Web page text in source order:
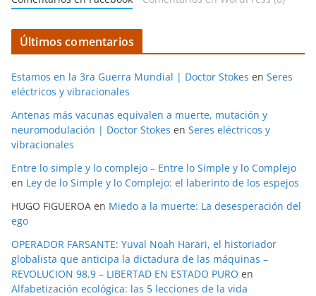
Últimos comentarios
Estamos en la 3ra Guerra Mundial | Doctor Stokes en Seres
eléctricos y vibracionales
Antenas más vacunas equivalen a muerte, mutación y
neuromodulación | Doctor Stokes en Seres eléctricos y
vibracionales
Entre lo simple y lo complejo – Entre lo Simple y lo Complejo
en Ley de lo Simple y lo Complejo: el laberinto de los espejos
HUGO FIGUEROA en Miedo a la muerte: La desesperación del
ego
OPERADOR FARSANTE: Yuval Noah Harari, el historiador
globalista que anticipa la dictadura de las máquinas –
REVOLUCION 98.9 – LIBERTAD EN ESTADO PURO en
Alfabetización ecológica: las 5 lecciones de la vida